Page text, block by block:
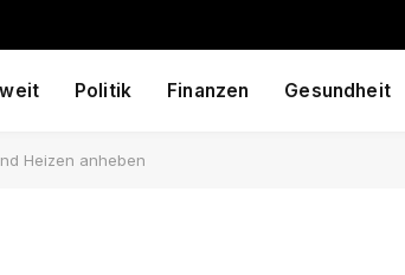
Politik Finanzen Gesundheit
Heizen anheben